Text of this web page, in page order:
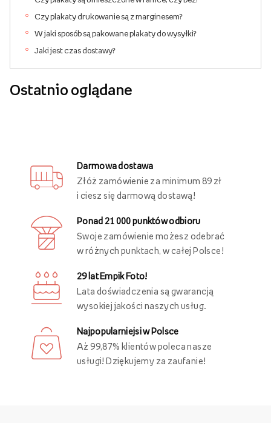
Czy plakaty drukowanie są z marginesem?
W jaki sposób są pakowane plakaty do wysyłki?
Jaki jest czas dostawy?
Ostatnio oglądane
Darmowa dostawa
Złóż zamówienie za minimum 89 zł
i ciesz się darmową dostawą!
Ponad 21 000 punktów odbioru
Swoje zamówienie możesz odebrać
w różnych punktach, w całej Polsce!
29 lat Empik Foto!
Lata doświadczenia są gwarancją
wysokiej jakości naszych usług.
Najpopularniejsi w Polsce
Aż 99,87% klientów poleca nasze
usługi! Dziękujemy za zaufanie!